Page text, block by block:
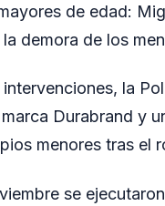
de edad:
demora de los
la
Durabrand y
menores tras el
se